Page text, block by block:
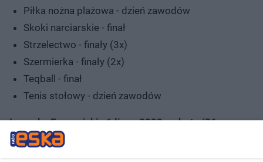
Piłka nożna plażowa - dzień zawodów
Skoki narciarskie - finał
Strzelectwo - finały (3x)
Szermierka - finały (2x)
Teqball - finał
Tenis stołowy - dzień zawodów
Igrzyska Europejskie 1 lipca 2023, sobota (26
finałów)